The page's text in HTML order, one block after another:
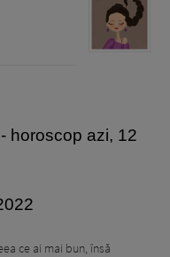
horoscop azi, 12
ce ai mai bun, însă